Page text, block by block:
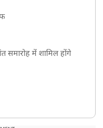
समारोह में शामिल होंगे